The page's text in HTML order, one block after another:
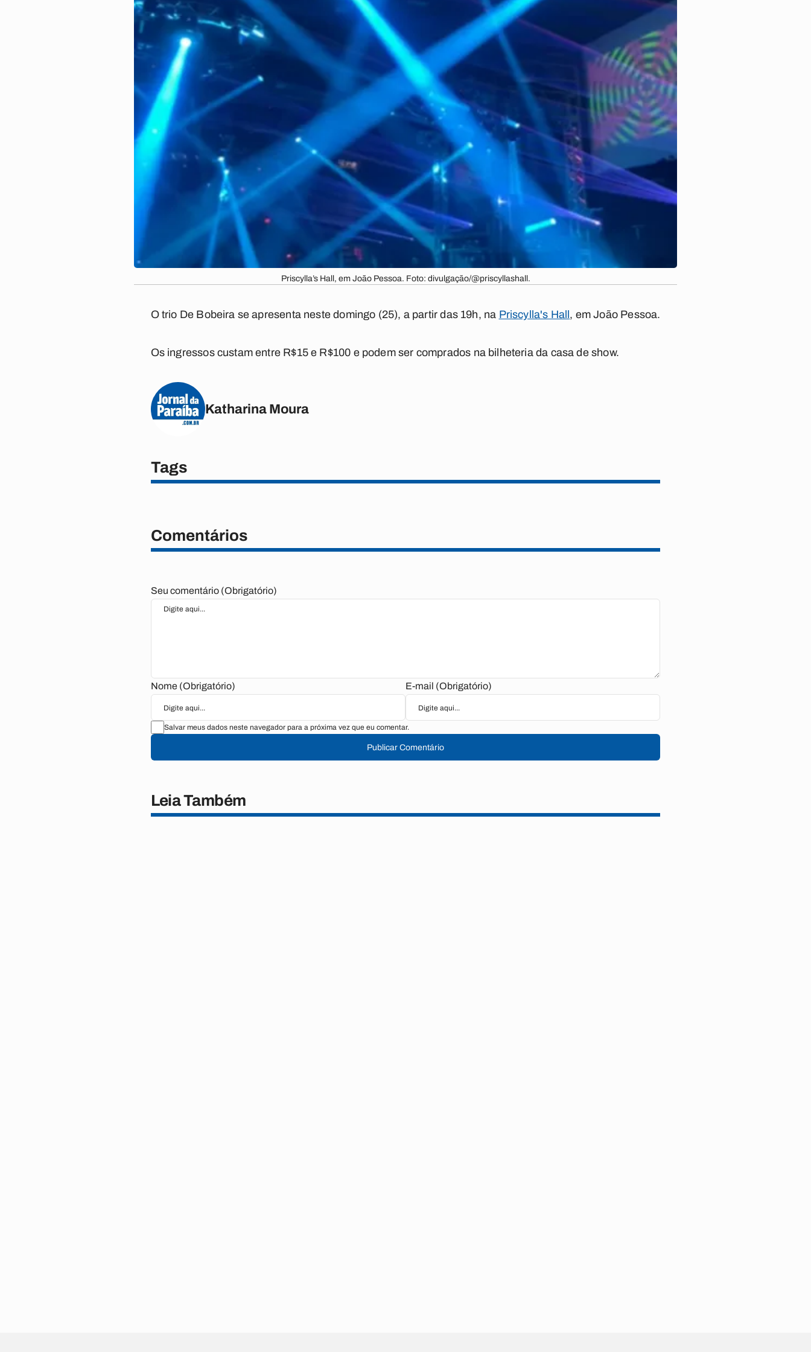
Priscylla’s Hall, em João Pessoa. Foto: divulgação/@priscyllashall.
O trio De Bobeira se apresenta neste domingo (25), a partir das 19h, na Priscylla's Hall , em João Pessoa.
Os ingressos custam entre R$15 e R$100 e podem ser comprados na bilheteria da casa de show.
Katharina Moura
Tags
Comentários
Seu comentário (Obrigatório)
Nome (Obrigatório) E-mail (Obrigatório)
Salvar meus dados neste navegador para a próxima vez que eu comentar.
Publicar Comentário
Leia Também